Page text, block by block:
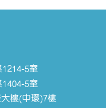
5室
5室
樓(中環)7樓